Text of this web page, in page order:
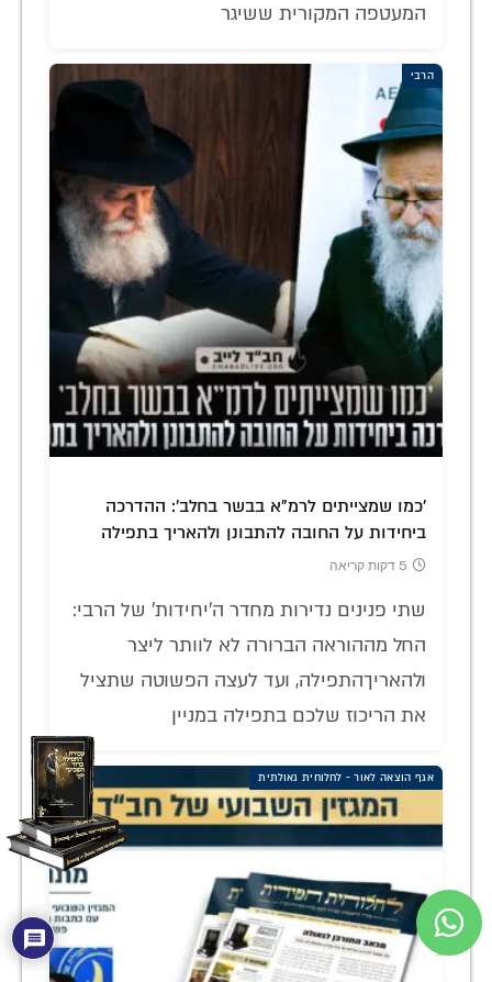
המעטפה המקורית ששיגר
הרבי
'כמו שמצייתים לרמ"א בבשר בחלב': ההדרכה
ביחידות על החובה להתבונן ולהאריך בתפילה
5 דקות קריאה
שתי פנינים נדירות מחדר ה'יחידות' של הרבי:
החל מההוראה הברורה לא לוותר ליצר
ולהאריךהתפילה, ועד לעצה הפשוטה שתציל
את הריכוז שלכם בתפילה במניין
אגף הוצאה לאור - לחלוחית גאולתית